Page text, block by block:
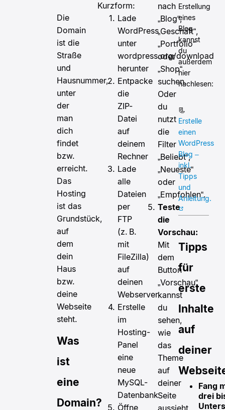
Die
Domain
ist die
Straße
und
Hausnummer,
unter
der
man
dich
findet
bzw.
erreicht.
Das
Hosting
ist das
Grundstück,
auf
dem
dein
Haus
bzw.
deine
Webseite
steht.
Was
ist
eine
Domain?
Kurzform:
Lade
WordPress
unter
wordpress.org/download
herunter
Entpacke
die
ZIP-
Datei
auf
deinem
Rechner
Lade
alle
Dateien
per
FTP
(z. B.
mit
FileZilla)
auf
deinen
Webserver
Erstelle
im
Hosting-
Panel
eine
neue
MySQL-
Datenbank
Öffne
nach
„Blog“,
„Geschäft“,
„Portfolio“
oder
„Shop“
suchen.
Oder
du
nutzt
die
Filter
„Beliebt“,
„Neueste“
oder
„Empfohlen“.
Teste
die
Vorschau:
Mit
dem
Button
„Vorschau“
kannst
du
sehen,
wie
das
Theme
auf
deiner
Seite
aussieht
Erstellung
eines
Blog
kannst
du
außerdem
hier
nachlesen:
📃
Erstelle
einen
WordPress
Blog –
inkl.
Tipps
und
Anleitung.
Tipps
für
erste
Inhalte
auf
deiner
Fang
drei